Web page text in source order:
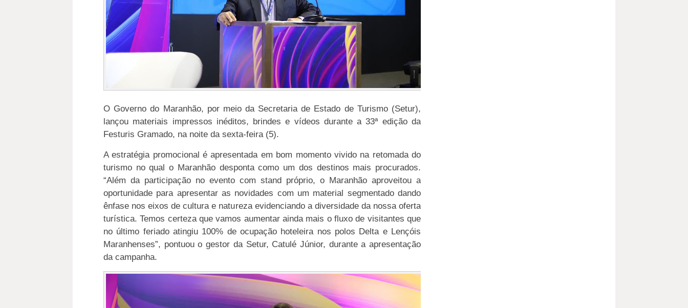
O Governo do Maranhão, por meio da Secretaria de Estado de Turismo (Setur),
lançou materiais impressos inéditos, brindes e vídeos durante a 33ª edição da
Festuris Gramado, na noite da sexta-feira (5).
A estratégia promocional é apresentada em bom momento vivido na retomada do
turismo no qual o Maranhão desponta como um dos destinos mais procurados.
“Além da participação no evento com stand próprio, o Maranhão aproveitou a
oportunidade para apresentar as novidades com um material segmentado dando
ênfase nos eixos de cultura e natureza evidenciando a diversidade da nossa oferta
turística. Temos certeza que vamos aumentar ainda mais o fluxo de visitantes que
no último feriado atingiu 100% de ocupação hoteleira nos polos Delta e Lençóis
Maranhenses”, pontuou o gestor da Setur, Catulé Júnior, durante a apresentação
da campanha.